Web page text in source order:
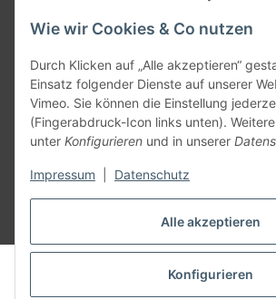
Alle akzeptieren
Konfigurieren
Wie wir Cookies & Co nutzen
Durch Klicken auf „Alle akzeptieren“
Einsatz folgender Dienste auf unserer
Vimeo. Sie können die Einstellung
(Fingerabdruck-Icon links unten).
unter Konfigurieren und in unserer
Impressum Datenschutz
Teil unseres Netzwerks:
SmoliTec - Safety. Simplified. Worldwide. (
Vertrag widerrufen
* Alle Preise inkl. gesetzlicher USt., zzgl.Versand
© voltmaster.de
Powered byJTL-Shop